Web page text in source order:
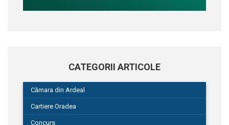
CATEGORII ARTICOLE
Cămara din Ardeal
Cartiere Oradea
Concurs